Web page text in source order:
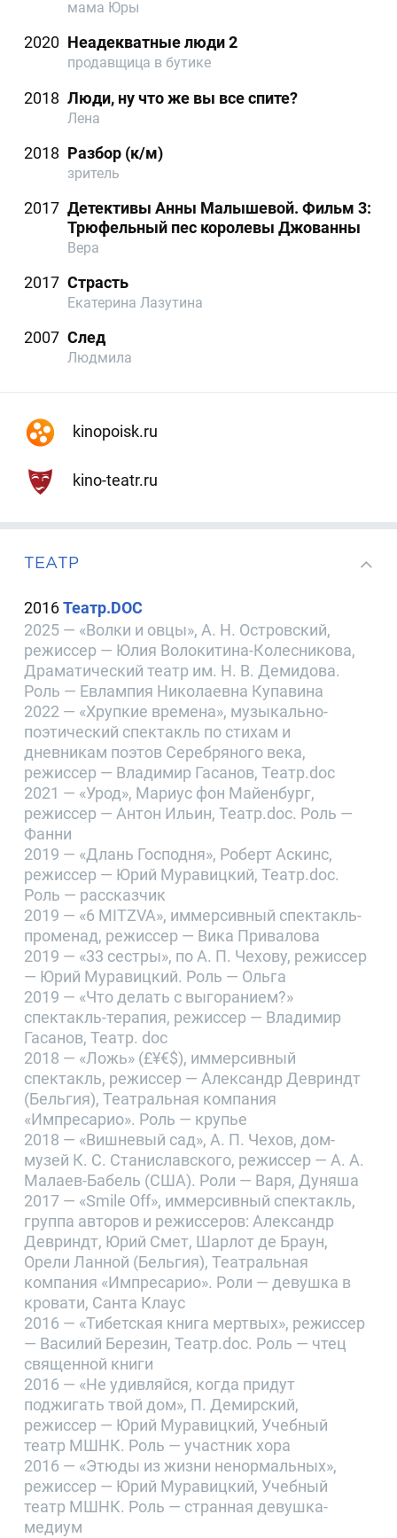
мама Юры
2020 Неадекватные люди 2
продавщица в бутике
2018 Люди, ну что же вы все спите?
Лена
2018 Разбор (к/м)
зритель
2017 Детективы Анны Малышевой. Фильм 3:
Трюфельный пес королевы Джованны
Вера
2017 Страсть
Екатерина Лазутина
2007 След
Людмила
kinopoisk.ru
kino-teatr.ru
ТЕАТР
2016Театр.DOC
2025 — «Волки и овцы», А. Н. Островский,
режиссер — Юлия Волокитина-Колесникова,
Драматический театр им. Н. В. Демидова.
Роль — Евлампия Николаевна Купавина
2022 — «Хрупкие времена», музыкально-
поэтический спектакль по стихам и
дневникам поэтов Серебряного века,
режиссер — Владимир Гасанов, Театр.doc
2021 — «Урод», Мариус фон Майенбург,
режиссер — Антон Ильин, Театр.doc. Роль —
Фанни
2019 — «Длань Господня», Роберт Аскинс,
режиссер — Юрий Муравицкий, Театр.doc.
Роль — рассказчик
2019 — «6 MITZVA», иммерсивный спектакль-
променад, режиссер — Вика Привалова
2019 — «33 сестры», по А. П. Чехову, режиссер
— Юрий Муравицкий. Роль — Ольга
2019 — «Что делать с выгоранием?»
спектакль-терапия, режиссер — Владимир
Гасанов, Театр. doc
2018 — «Ложь» (£¥€$), иммерсивный
спектакль, режиссер — Александр Девриндт
(Бельгия), Театральная компания
«Импресарио». Роль — крупье
2018 — «Вишневый сад», А. П. Чехов, дом-
музей К. С. Станиславского, режиссер — А. А.
Малаев-Бабель (США). Роли — Варя, Дуняша
2017 — «Smile Off», иммерсивный спектакль,
группа авторов и режиссеров: Александр
Девриндт, Юрий Смет, Шарлот де Браун,
Орели Ланной (Бельгия), Театральная
компания «Импресарио». Роли — девушка в
кровати, Санта Клаус
2016 — «Тибетская книга мертвых», режиссер
— Василий Березин, Театр.doc. Роль — чтец
священной книги
2016 — «Не удивляйся, когда придут
поджигать твой дом», П. Демирский,
режиссер — Юрий Муравицкий, Учебный
театр МШНК. Роль — участник хора
2016 — «Этюды из жизни ненормальных»,
режиссер — Юрий Муравицкий, Учебный
театр МШНК. Роль — странная девушка-
медиум